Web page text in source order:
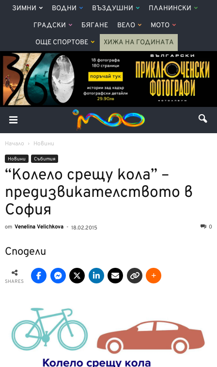
ЗИМНИ ВОДНИ ВЪЗДУШНИ ПЛАНИНСКИ
ГРАДСКИ БЯГАНЕ ВЕЛО МОТО
ОЩЕ СПОРТОВЕ ХИЖА НА ГОДИНАТА
Начало Новини
Новини Събития
“Колело срещу кола” –
предизвикателството в
София
от Venelina Velichkova - 18.02.2015 0
Сподели
SHARES